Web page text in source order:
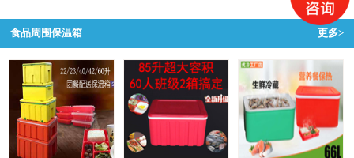
食品周围保温箱 更多>